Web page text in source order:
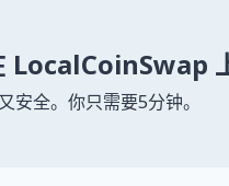
LocalCoinSwap
安全。你只需要5分钟。